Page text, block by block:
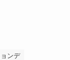
ョンデ